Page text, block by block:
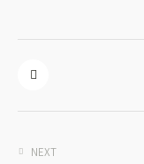
NEXT